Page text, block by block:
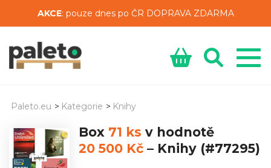
AKCE: pouze dnes po ČR DOPRAVA ZDARMA
Paleto.eu > Kategorie > Knihy
Box 71 ks v hodnotě
20 500 Kč – Knihy (#77295)